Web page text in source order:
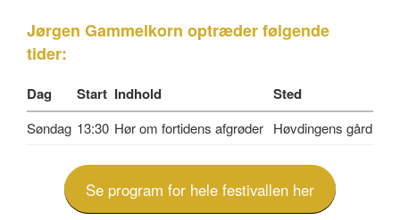
Jørgen Gammelkorn optræder følgende
tider:
Dag Start Indhold Sted
13:30 Hør om fortidens afgrøder Høvdingens gård
Se program for hele festivallen her